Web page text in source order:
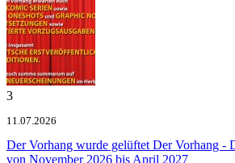
3
11.07.2026
Der Vorhang wurde gelüftet Der Vorhang -
von November 2026 bis April 2027